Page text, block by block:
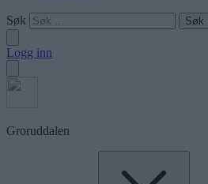
Søk
Logg inn
Groruddalen